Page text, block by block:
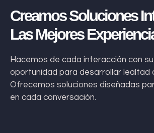
Creamos Soluciones
Las Mejores
Hacemos de cada interacción con
oportunidad para desarrollar lealtad
Ofrecemos soluciones diseñadas
en cada conversación.